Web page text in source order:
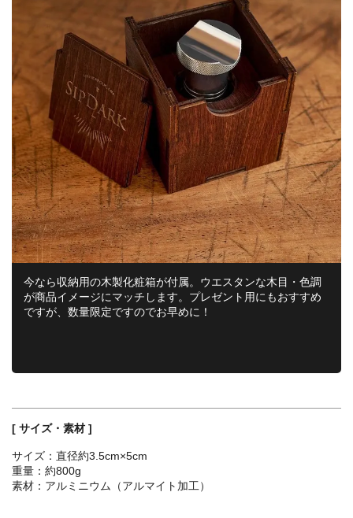
今なら収納用の木製化粧箱が付属。ウエスタンな木目・色調
が商品イメージにマッチします。プレゼント用にもおすすめ
ですが、数量限定ですのでお早めに！
[ サイズ・素材 ]
サイズ：直径約3.5cm×5cm
重量：約800g
素材：アルミニウム（アルマイト加工）